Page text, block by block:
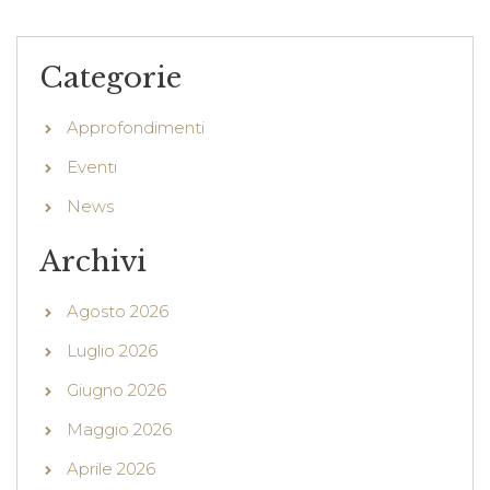
Categorie
Approfondimenti
Eventi
News
Archivi
Agosto 2026
Luglio 2026
Giugno 2026
Maggio 2026
Aprile 2026